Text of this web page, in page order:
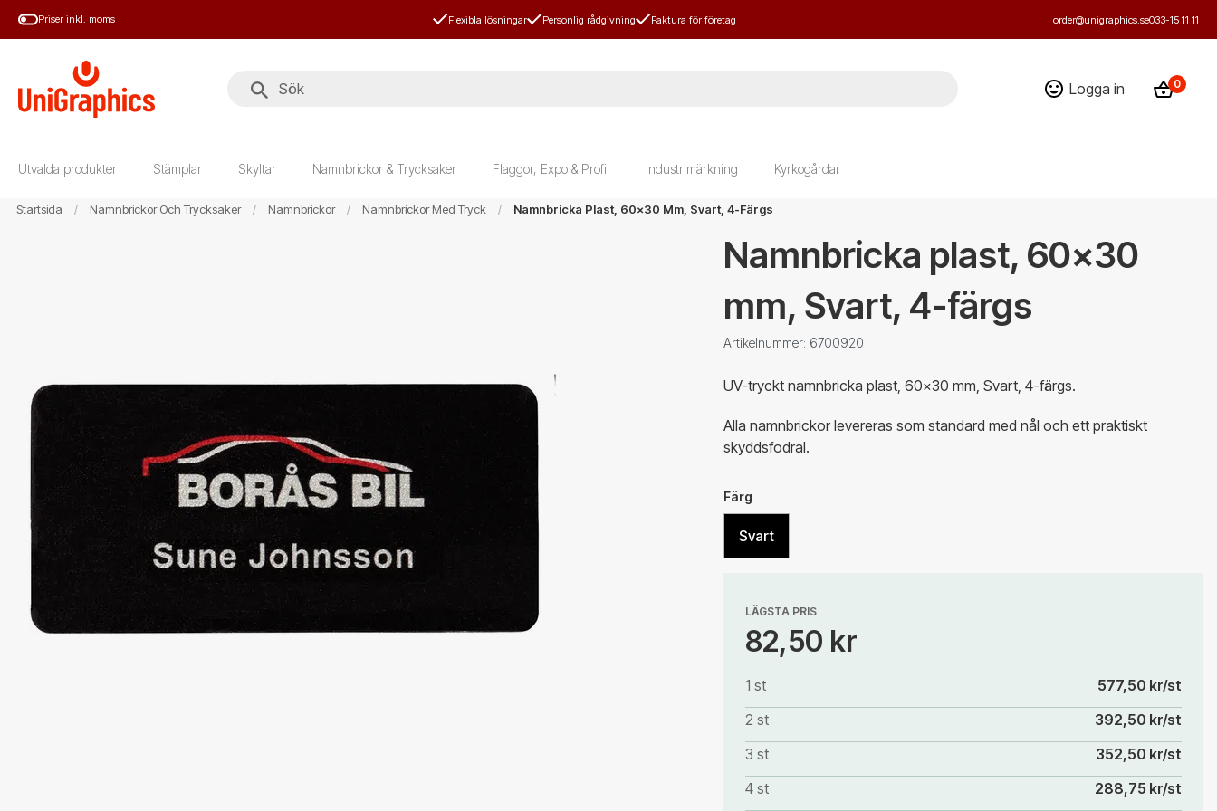
HoppaPriser inkl. moms Flexibla lösningar Personlig rådgivning Faktura för företag order@unigraphics.se033-15 11 11
Logga in 0
Utvalda produkter Stämplar Skyltar Namnbrickor & Trycksaker Flaggor, Expo & Profil Industrimärkning Kyrkogårdar
Startsida Namnbrickor Och Trycksaker Namnbrickor Namnbrickor Med Tryck Namnbricka Plast, 60x30 Mm, Svart, 4-Färgs
Namnbricka plast, 60x30
mm, Svart, 4-färgs
Artikelnummer: 6700920
UV-tryckt namnbricka plast, 60x30 mm, Svart, 4-färgs.
Alla namnbrickor levereras som standard med nål och ett praktiskt
skyddsfodral.
Färg
Svart
LÄGSTA PRIS
82,50 kr
1 st
577,50 kr/st
2 st
392,50 kr/st
3 st
352,50 kr/st
4 st
288,75 kr/st